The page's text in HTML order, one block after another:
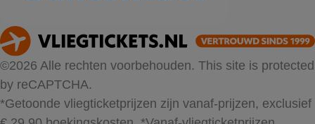
©2026 Alle rechten voorbehouden. This site is protected
by reCAPTCHA.
*Getoonde vliegticketprijzen zijn vanaf-prijzen, exclusief